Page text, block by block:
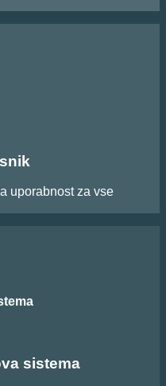
uporabnost za vse
sistema